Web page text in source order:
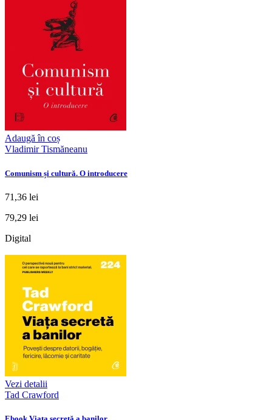
Adaugă în coș
Vladimir Tismăneanu
Comunism și cultură. O introducere
71,36 lei
79,29 lei
Digital
Vezi detalii
Tad Crawford